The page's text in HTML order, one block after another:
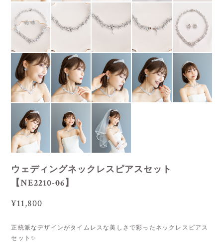
ウェディングネックレスピアスセット
【NE2210-06】
¥11,800
正統派なデザインがタイムレスな美しさで彩ったネックレスピアス
セット✨